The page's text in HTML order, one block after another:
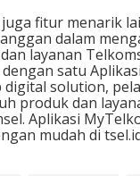
fitur menarik
dalam
layanan
satu
digital solution,
produk dan
Aplikasi
mudah di